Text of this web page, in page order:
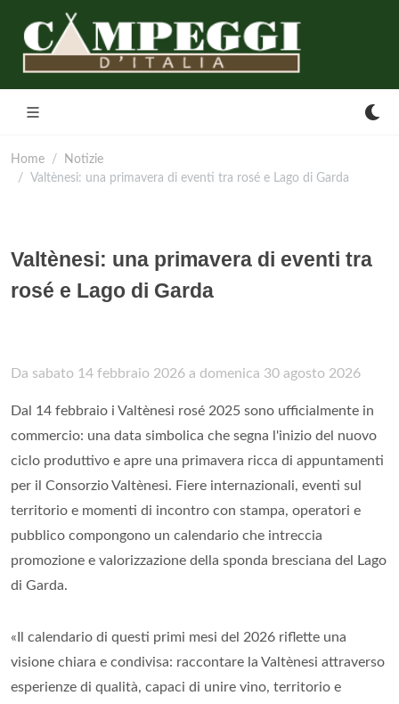
Home
Notizie
Valtènesi: una primavera di eventi tra rosé e Lago di Garda
Valtènesi: una primavera di eventi tra
rosé e Lago di Garda
Da sabato 14 febbraio 2026 a domenica 30 agosto 2026
Dal 14 febbraio i Valtènesi rosé 2025 sono ufficialmente in
commercio: una data simbolica che segna l'inizio del nuovo
ciclo produttivo e apre una primavera ricca di appuntamenti
per il Consorzio Valtènesi. Fiere internazionali, eventi sul
territorio e momenti di incontro con stampa, operatori e
pubblico compongono un calendario che intreccia
promozione e valorizzazione della sponda bresciana del Lago
di Garda.
«Il calendario di questi primi mesi del 2026 riflette una
visione chiara e condivisa: raccontare la Valtènesi attraverso
esperienze di qualità, capaci di unire vino, territorio e